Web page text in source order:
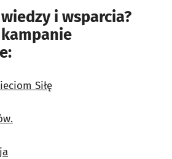
i wsparcia?
Siłę